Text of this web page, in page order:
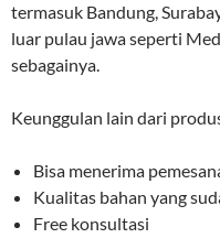
termasuk Bandung,
luar pulau jawa seperti
sebagainya.
Keunggulan lain dari
Bisa menerima
Kualitas bahan yang
Free konsultasi